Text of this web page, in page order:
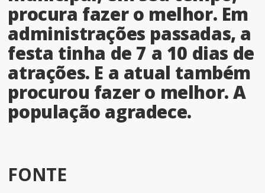
procura fazer o melhor. Em
administrações passadas, a
festa tinha de 7 a 10 dias de
atrações. E a atual também
procurou fazer o melhor. A
população agradece.
FONTE